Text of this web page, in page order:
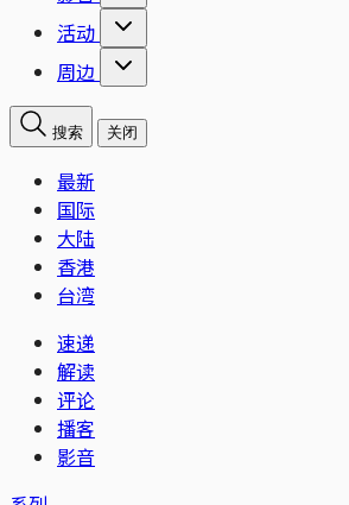
活动
周边
搜索 关闭
最新
国际
大陆
香港
台湾
速递
解读
评论
播客
影音